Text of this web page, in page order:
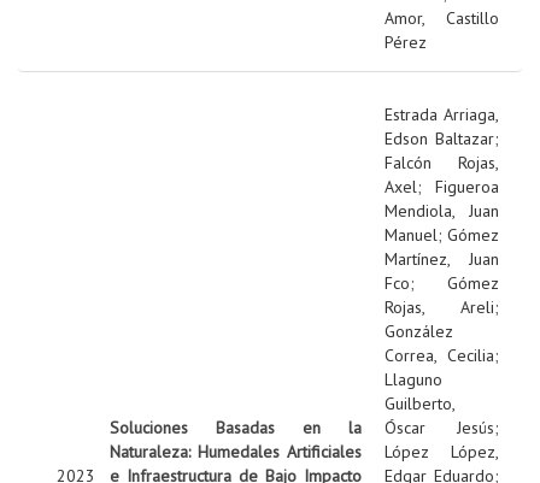
Amor, Castillo
Pérez
2023
Soluciones Basadas en la
Naturaleza: Humedales Artificiales
e Infraestructura de Bajo Impacto
Estrada Arriaga,
Edson Baltazar;
Falcón Rojas,
Axel; Figueroa
Mendiola, Juan
Manuel; Gómez
Martínez, Juan
Fco; Gómez
Rojas, Areli;
González
Correa, Cecilia;
Llaguno
Guilberto,
Óscar Jesús;
López López,
Edgar Eduardo;